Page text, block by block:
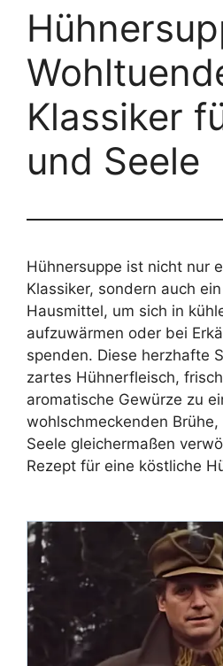
Klassiker
und Seele
Hühnersuppe ist nicht nur
Klassiker, sondern auch
Hausmittel, um sich in
aufzuwärmen oder bei
spenden. Diese herzhafte
zartes Hühnerfleisch,
aromatische Gewürze zu
wohlschmeckenden Brühe,
Seele gleichermaßen
Rezept für eine köstliche